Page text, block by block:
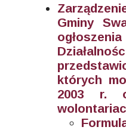
Gminy
których
2003 r.